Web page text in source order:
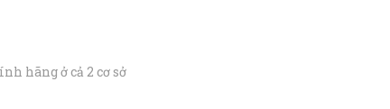
hãng ở cả 2 cơ sở